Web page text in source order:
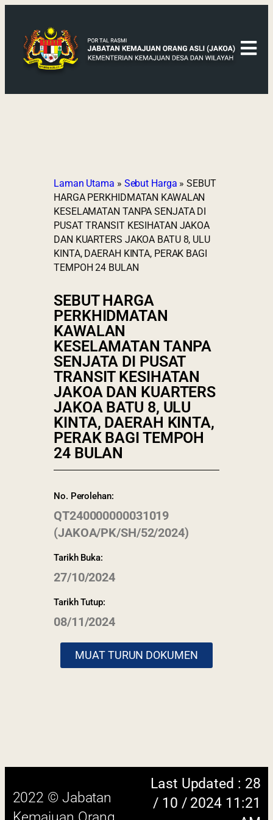
Laman Utama » Sebut Harga »SEBUT
HARGA PERKHIDMATAN KAWALAN
KESELAMATAN TANPA SENJATA DI
PUSAT TRANSIT KESIHATAN JAKOA
DAN KUARTERS JAKOA BATU 8, ULU
KINTA, DAERAH KINTA, PERAK BAGI
TEMPOH 24 BULAN
SEBUT HARGA
PERKHIDMATAN
KAWALAN
KESELAMATAN TANPA
SENJATA DI PUSAT
TRANSIT KESIHATAN
JAKOA DAN KUARTERS
JAKOA BATU 8, ULU
KINTA, DAERAH KINTA,
PERAK BAGI TEMPOH
24 BULAN
No. Perolehan:
QT240000000031019
(JAKOA/PK/SH/52/2024)
Tarikh Buka:
27/10/2024
Tarikh Tutup:
08/11/2024
MUAT TURUN DOKUMEN
Kemajuan Orang
Asli (JAKOA)
/ 10 / 2024 11:21
AM
browser versi terkini dengan
skrin beresolusi 1280 x 1024 piksel